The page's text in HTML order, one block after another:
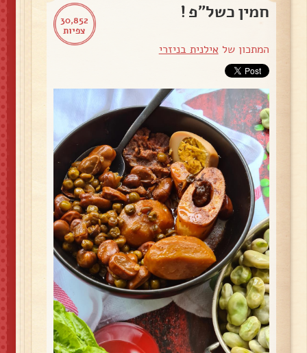
30,852
צפיות
חמין כשל"פ !
המתכון של אילנית בניזרי